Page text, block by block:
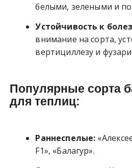
белыми, зелеными и
Устойчивость к
внимание на сорта,
вертициллезу и
Популярные сорта
для теплиц:
Раннеспелые:
F1», «Балагур».